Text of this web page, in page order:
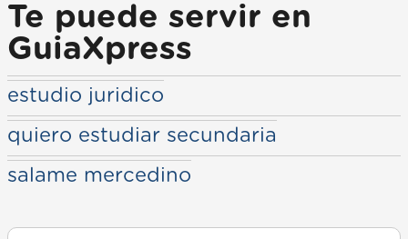
Te puede servir en
GuiaXpress
estudio juridico
quiero estudiar secundaria
salame mercedino